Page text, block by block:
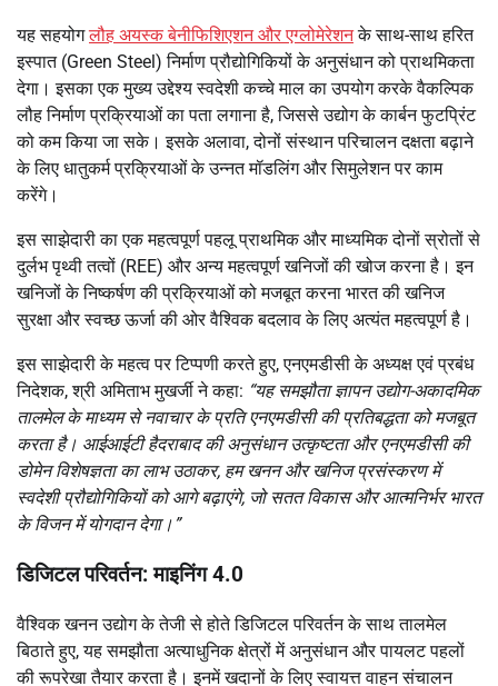
यह सहयोगलौह अयस्क बेनीफिशिएशन और एग्लोमेरेशनके साथ-साथ हरित
इस्पात (Green Steel) निर्माण प्रौद्योगिकियों के अनुसंधान को प्राथमिकता
देगा। इसका एक मुख्य उद्देश्य स्वदेशी कच्चे माल का उपयोग करके वैकल्पिक
लौह निर्माण प्रक्रियाओं का पता लगाना है, जिससे उद्योग के कार्बन फुटप्रिंट
को कम किया जा सके। इसके अलावा, दोनों संस्थान परिचालन दक्षता बढ़ाने
के लिए धातुकर्म प्रक्रियाओं के उन्नत मॉडलिंग और सिमुलेशन पर काम
करेंगे।
इस साझेदारी का एक महत्वपूर्ण पहलू प्राथमिक और माध्यमिक दोनों स्रोतों से
दुर्लभ पृथ्वी तत्वों (REE) और अन्य महत्वपूर्ण खनिजों की खोज करना है। इन
खनिजों के निष्कर्षण की प्रक्रियाओं को मजबूत करना भारत की खनिज
सुरक्षा और स्वच्छ ऊर्जा की ओर वैश्विक बदलाव के लिए अत्यंत महत्वपूर्ण है।
इस साझेदारी के महत्व पर टिप्पणी करते हुए, एनएमडीसी के अध्यक्ष एवं प्रबंध
निदेशक, श्री अमिताभ मुखर्जी ने कहा: “यह समझौता ज्ञापन उद्योग-अकादमिक
तालमेल के माध्यम से नवाचार के प्रति एनएमडीसी की प्रतिबद्धता को मजबूत
करता है। आईआईटी हैदराबाद की अनुसंधान उत्कृष्टता और एनएमडीसी की
डोमेन विशेषज्ञता का लाभ उठाकर, हम खनन और खनिज प्रसंस्करण में
स्वदेशी प्रौद्योगिकियों को आगे बढ़ाएंगे, जो सतत विकास और आत्मनिर्भर भारत
के विजन में योगदान देगा।”
डिजिटल परिवर्तन: माइनिंग 4.0
वैश्विक खनन उद्योग के तेजी से होते डिजिटल परिवर्तन के साथ तालमेल
बिठाते हुए, यह समझौता अत्याधुनिक क्षेत्रों में अनुसंधान और पायलट पहलों
की रूपरेखा तैयार करता है। इनमें खदानों के लिए स्वायत्त वाहन संचालन